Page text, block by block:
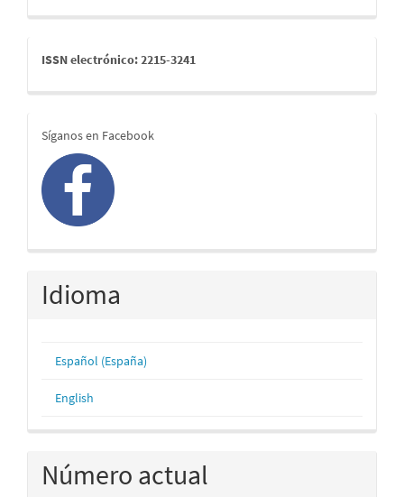
issn
ISSN electrónico: 2215-3241
redes
Síganos en Facebook
Idioma
Español (España)
English
Número actual